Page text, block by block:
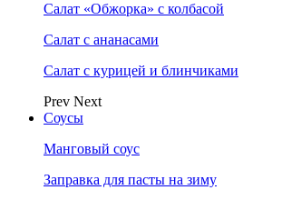
Салат «Обжорка» с колбасой
Салат с ананасами
Салат с курицей и блинчиками
Prev Next
Соусы
Манговый соус
Заправка для пасты на зиму